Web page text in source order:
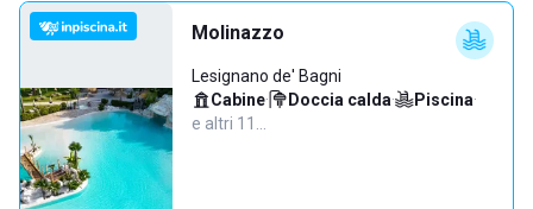
Molinazzo
Lesignano de' Bagni
Cabine· Doccia calda· Piscina·
e altri 11…